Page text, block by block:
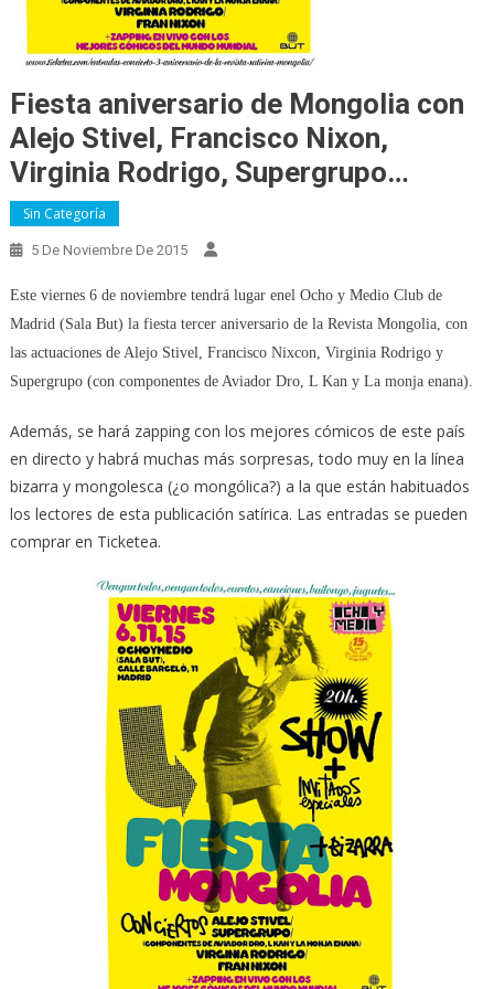
Fiesta aniversario de Mongolia con
Alejo Stivel, Francisco Nixon,
Virginia Rodrigo, Supergrupo…
Sin Categoría
5 De Noviembre De 2015
Este viernes 6 de noviembre tendrá lugar enel Ocho y Medio Club de
Madrid (Sala But) la fiesta tercer aniversario de la Revista Mongolia, con
las actuaciones de Alejo Stivel, Francisco Nixcon, Virginia Rodrigo y
Supergrupo (con componentes de Aviador Dro, L Kan y La monja enana).
Además, se hará zapping con los mejores cómicos de este país
en directo y habrá muchas más sorpresas, todo muy en la línea
bizarra y mongolesca (¿o mongólica?) a la que están habituados
los lectores de esta publicación satírica. Las entradas se pueden
comprar en Ticketea.